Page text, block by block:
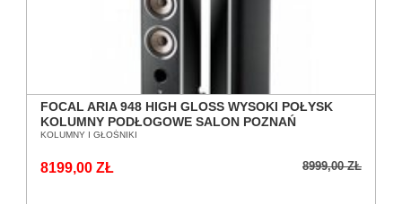
FOCAL ARIA 948 HIGH GLOSS WYSOKI POŁYSK
KOLUMNY PODŁOGOWE SALON POZNAŃ
WROCŁAW
KOLUMNY I GŁOŚNIKI
8999,00 ZŁ
8199,00 ZŁ